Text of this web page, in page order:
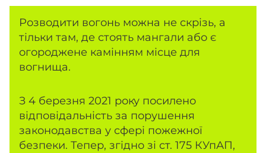
Розводити вогонь можна не скрізь, а
тільки там, де стоять мангали або є
огороджене камінням місце для
вогнища.
З 4 березня 2021 року посилено
відповідальність за порушення
законодавства у сфері пожежної
безпеки. Тепер, згідно зі ст. 175 КУпАП,